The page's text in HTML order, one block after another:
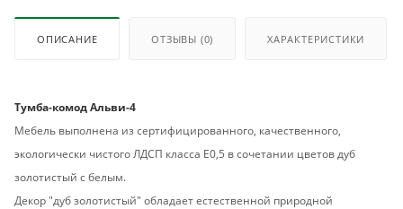
ОПИСАНИЕ ОТЗЫВЫ (0) ХАРАКТЕРИСТИКИ
Тумба-комод Альви-4
Мебель выполнена из сертифицированного, качественного,
экологически чистого ЛДСП класса Е0,5 в сочетании цветов дуб
золотистый с белым.
Декор "дуб золотистый" обладает естественной природной